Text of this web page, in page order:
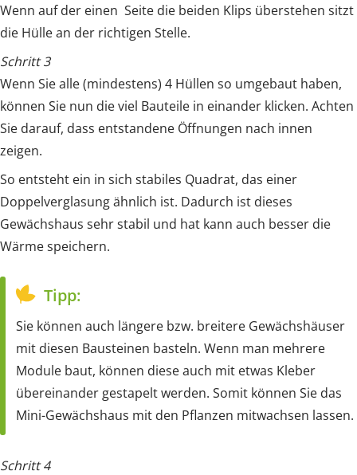
Wenn auf der einen Seite die beiden Klips überstehen sitzt
die Hülle an der richtigen Stelle.
Schritt 3
Wenn Sie alle (mindestens) 4 Hüllen so umgebaut haben,
können Sie nun die viel Bauteile in einander klicken. Achten
Sie darauf, dass entstandene Öffnungen nach innen
zeigen.
So entsteht ein in sich stabiles Quadrat, das einer
Doppelverglasung ähnlich ist. Dadurch ist dieses
Gewächshaus sehr stabil und hat kann auch besser die
Wärme speichern.
Tipp:
Sie können auch längere bzw. breitere Gewächshäuser
mit diesen Bausteinen basteln. Wenn man mehrere
Module baut, können diese auch mit etwas Kleber
übereinander gestapelt werden. Somit können Sie das
Mini-Gewächshaus mit den Pflanzen mitwachsen lassen.
Schritt 4